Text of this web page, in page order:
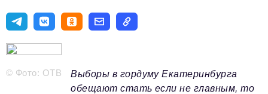
Авторские материалы
Видео
ТОП-100 влиятельных людей — 2025
© Фото: ОТВ
Выборы в гордуму Екатеринбурга
обещают стать если не главным, то